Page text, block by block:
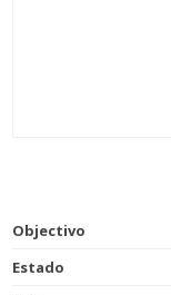
Objectivo
Estado